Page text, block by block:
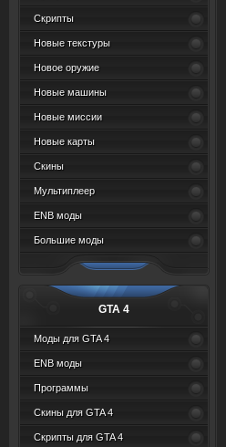
Скрипты
Новые текстуры
Новое оружие
Новые машины
Новые миссии
Новые карты
Скины
Мультиплеер
ENB моды
Большие моды
GTA 4
Моды для GTA 4
ENB моды
Программы
Скины для GTA 4
Скрипты для GTA 4